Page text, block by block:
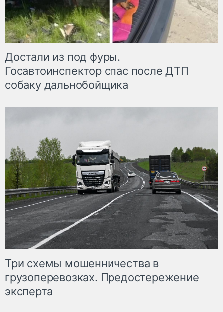
Достали из под фуры.
Госавтоинспектор спас после ДТП
собаку дальнобойщика
Три схемы мошенничества в
грузоперевозках. Предостережение
эксперта